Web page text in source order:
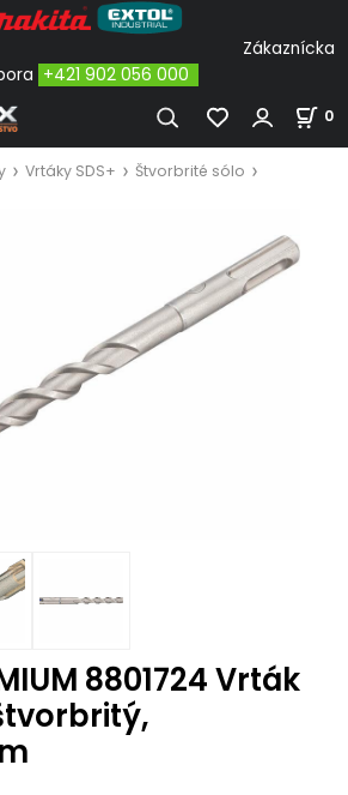
+421 902 056 000
0
Vrtáky SDS+ Štvorbrité sólo
8801724 Vrták